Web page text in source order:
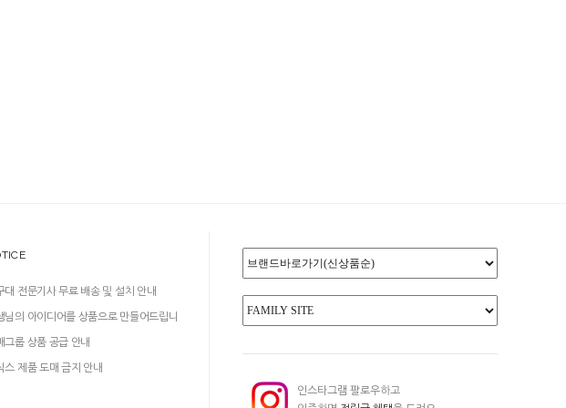
대 전문기사 무료 배송 및 설치 안내
님의 아이디어를 상품으로 만들어드립니
그룹 상품 공급 안내
스 제품 도매 금지 안내
인스타그램 팔로우하고